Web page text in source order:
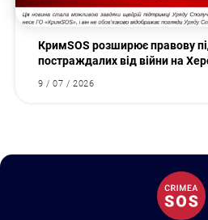
КримSOS розширює правову
постраждалих від війни на
9 / 07 / 2026